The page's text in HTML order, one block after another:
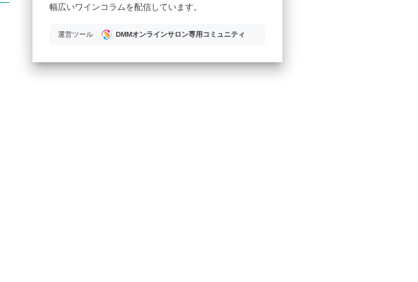
幅広いワインコラムを配信しています。
運営ツール DMMオンラインサロン専用コミュニティ